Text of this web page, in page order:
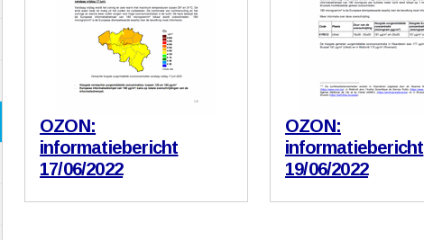
OZON:
informatiebericht
17/06/2022
OZON:
informatiebericht
19/06/2022